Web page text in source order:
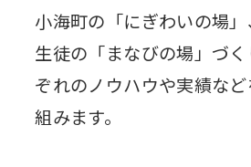
小海町の「にぎわいの場
生徒の「まなびの場」づ
ぞれのノウハウや実績な
組みます。